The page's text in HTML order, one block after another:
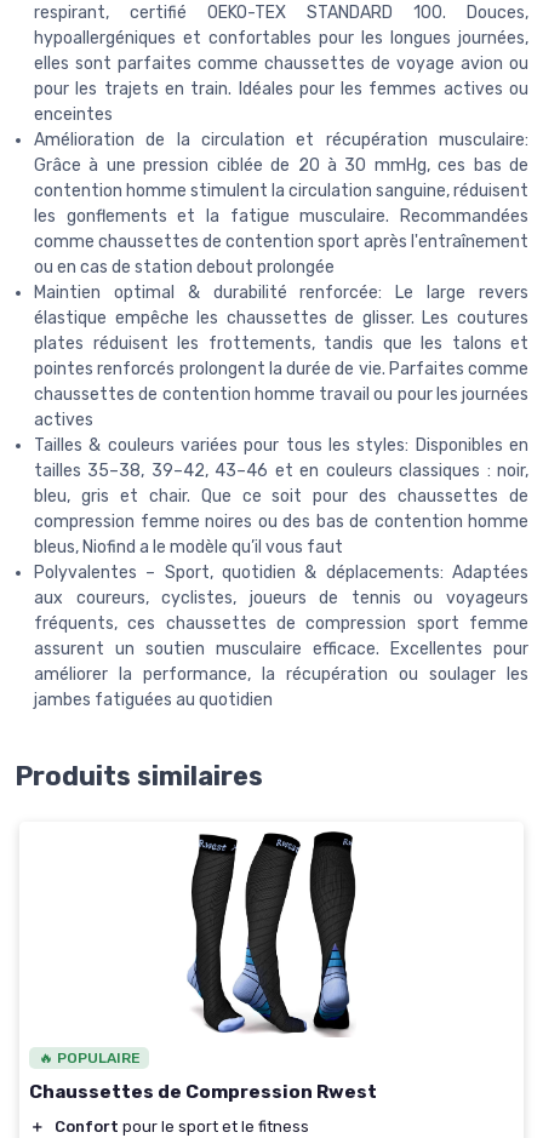
respirant, certifié OEKO-TEX STANDARD 100. Douces,
hypoallergéniques et confortables pour les longues journées,
elles sont parfaites comme chaussettes de voyage avion ou
pour les trajets en train. Idéales pour les femmes actives ou
enceintes
Amélioration de la circulation et récupération musculaire:
Grâce à une pression ciblée de 20 à 30 mmHg, ces bas de
contention homme stimulent la circulation sanguine, réduisent
les gonflements et la fatigue musculaire. Recommandées
comme chaussettes de contention sport après l'entraînement
ou en cas de station debout prolongée
Maintien optimal & durabilité renforcée: Le large revers
élastique empêche les chaussettes de glisser. Les coutures
plates réduisent les frottements, tandis que les talons et
pointes renforcés prolongent la durée de vie. Parfaites comme
chaussettes de contention homme travail ou pour les journées
actives
Tailles & couleurs variées pour tous les styles: Disponibles en
tailles 35–38, 39–42, 43–46 et en couleurs classiques : noir,
bleu, gris et chair. Que ce soit pour des chaussettes de
compression femme noires ou des bas de contention homme
bleus, Niofind a le modèle qu’il vous faut
Polyvalentes – Sport, quotidien & déplacements: Adaptées
aux coureurs, cyclistes, joueurs de tennis ou voyageurs
fréquents, ces chaussettes de compression sport femme
assurent un soutien musculaire efficace. Excellentes pour
améliorer la performance, la récupération ou soulager les
jambes fatiguées au quotidien
Produits similaires
🔥 POPULAIRE
Chaussettes de Compression Rwest
＋ Confort pour le sport et le fitness